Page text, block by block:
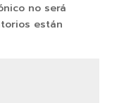
no será
están